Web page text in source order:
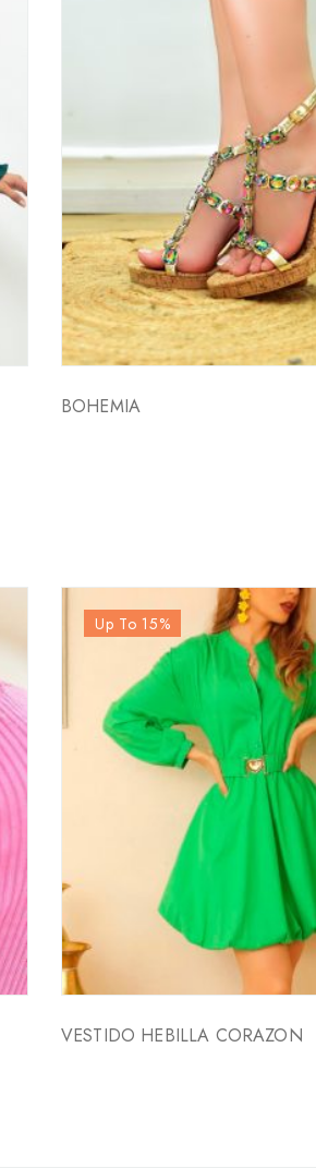
BOHEMIA
Up To 15%
VESTIDO HEBILLA CORAZON